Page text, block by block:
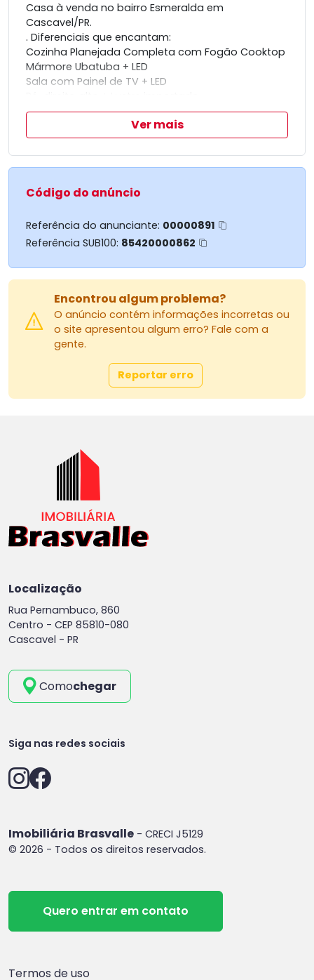
Casa à venda no bairro Esmeralda em
Cascavel/PR.
. Diferenciais que encantam:
Cozinha Planejada Completa com Fogão Cooktop
Mármore Ubatuba + LED
Sala com Painel de TV + LED
Ponto 220v para ar-condicionado na sala
Iluminação 100% em LED
2 Suítes completas com box, chuveiro e nicho em
mármore
Pias em mármore
Ponto 220v para ar-condicionado nos quartos
Lavanderia + Churrasqueira
Sistema de segurança completo:
Sensores em portas e janelas
Sirene de alarme
Localização privilegiada:
Apenas 5 minutos do Centro
Ver mais
Código do anúncio
Referência do anunciante: 00000891
Referência SUB100: 85420000862
Encontrou algum problema?
O anúncio contém informações incorretas ou
o site apresentou algum erro? Fale com a
gente.
Reportar erro
Localização
Rua Pernambuco, 860
Centro - CEP 85810-080
Cascavel - PR
Comochegar
Siga nas redes sociais
Imobiliária Brasvalle - CRECI J5129
© 2026 - Todos os direitos reservados.
Quero entrar em contato
Termos de uso